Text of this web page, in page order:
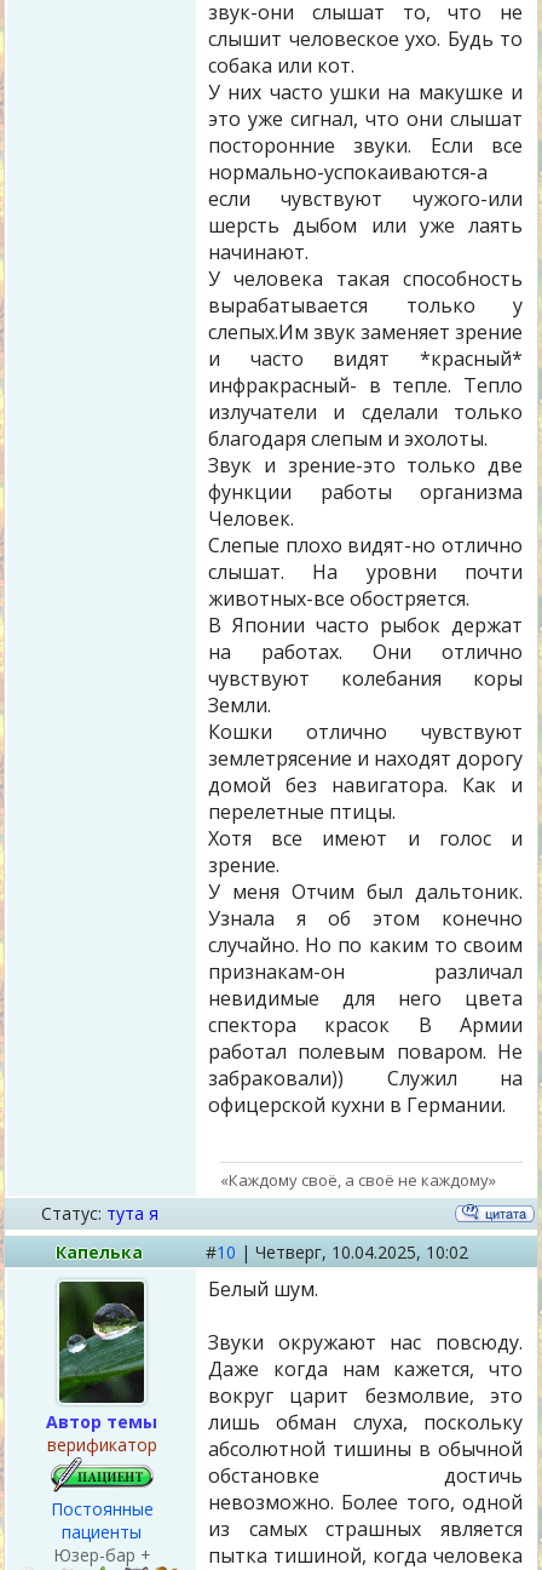
звук-они слышат то, что не
слышит человеское ухо. Будь то
собака или кот.
У них часто ушки на макушке и
это уже сигнал, что они слышат
посторонние звуки. Если все
нормально-успокаиваются-а
если чувствуют чужого-или
шерсть дыбом или уже лаять
начинают.
У человека такая способность
вырабатывается только у
слепых.Им звук заменяет зрение
и часто видят *красный*
инфракрасный- в тепле. Тепло
излучатели и сделали только
благодаря слепым и эхолоты.
Звук и зрение-это только две
функции работы организма
Человек.
Слепые плохо видят-но отлично
слышат. На уровни почти
животных-все обостряется.
В Японии часто рыбок держат
на работах. Они отлично
чувствуют колебания коры
Земли.
Кошки отлично чувствуют
землетрясение и находят дорогу
домой без навигатора. Как и
перелетные птицы.
Хотя все имеют и голос и
зрение.
У меня Отчим был дальтоник.
Узнала я об этом конечно
случайно. Но по каким то своим
признакам-он различал
невидимые для него цвета
спектора красок В Армии
работал полевым поваром. Не
забраковали)) Служил на
офицерской кухни в Германии.
«Каждому своё, а своё не каждому»
Статус: тута я
Капелька
#10 | Четверг, 10.04.2025, 10:02
Автор темы
верификатор
Постоянные
пациенты
Юзер-бар +
Белый шум.
Звуки окружают нас повсюду.
Даже когда нам кажется, что
вокруг царит безмолвие, это
лишь обман слуха, поскольку
абсолютной тишины в обычной
обстановке достичь
невозможно. Более того, одной
из самых страшных является
пытка тишиной, когда человека